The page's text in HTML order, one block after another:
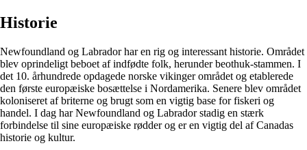
Historie
Newfoundland og Labrador har en rig og interessant historie. Området
blev oprindeligt beboet af indfødte folk, herunder beothuk-stammen. I
det 10. århundrede opdagede norske vikinger området og etablerede
den første europæiske bosættelse i Nordamerika. Senere blev området
koloniseret af briterne og brugt som en vigtig base for fiskeri og
handel. I dag har Newfoundland og Labrador stadig en stærk
forbindelse til sine europæiske rødder og er en vigtig del af Canadas
historie og kultur.